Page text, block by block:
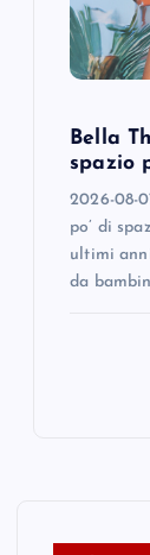
Bella
spazio
2026-08-
po’ di
ultimi
da